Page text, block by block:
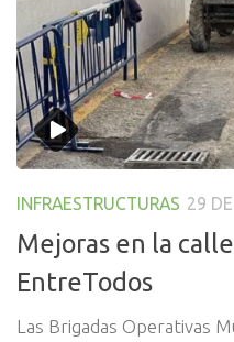
INFRAESTRUCTURAS 29
Mejoras en la
EntreTodos
Las Brigadas Operativas